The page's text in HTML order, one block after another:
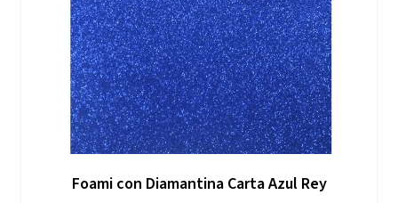
Foami con Diamantina Carta Azul Rey